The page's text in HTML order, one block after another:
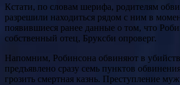
Кстати, по словам шерифа, родителям
разрешили находиться рядом с ним в
появившиеся ранее данные о том, что
собственный отец, Бруксби опроверг.
Напомним, Робинсона обвиняют в
предъявлено сразу семь пунктов
грозить смертная казнь. Преступление